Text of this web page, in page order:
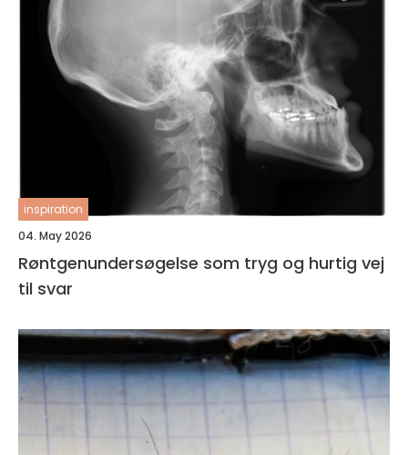
inspiration
04. May 2026
Røntgenundersøgelse som tryg og hurtig vej
til svar